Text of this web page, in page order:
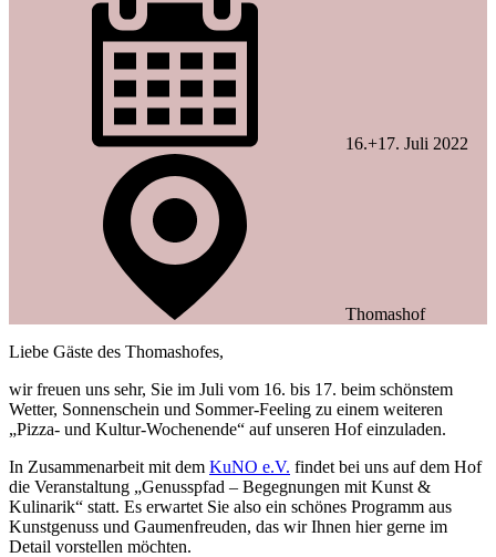
16.+17. Juli 2022
Thomashof
Liebe Gäste des Thomashofes,
wir freuen uns sehr, Sie im Juli vom 16. bis 17. beim schönstem
Wetter, Sonnenschein und Sommer-Feeling zu einem weiteren
„Pizza- und Kultur-Wochenende“ auf unseren Hof einzuladen.
In Zusammenarbeit mit dem KuNO e.V. findet bei uns auf dem Hof
die Veranstaltung „Genusspfad – Begegnungen mit Kunst &
Kulinarik“ statt. Es erwartet Sie also ein schönes Programm aus
Kunstgenuss und Gaumenfreuden, das wir Ihnen hier gerne im
Detail vorstellen möchten.